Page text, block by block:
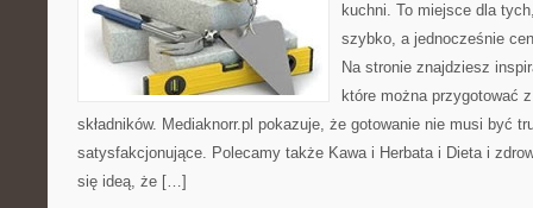
kuchni. To miejsce dla
szybko, a jednocześnie
Na stronie znajdziesz
które można przygotować
składników. Mediaknorr.pl pokazuje, że gotowanie nie musi być
satysfakcjonujące. Polecamy także Kawa i Herbata i Dieta i
się ideą, że […]